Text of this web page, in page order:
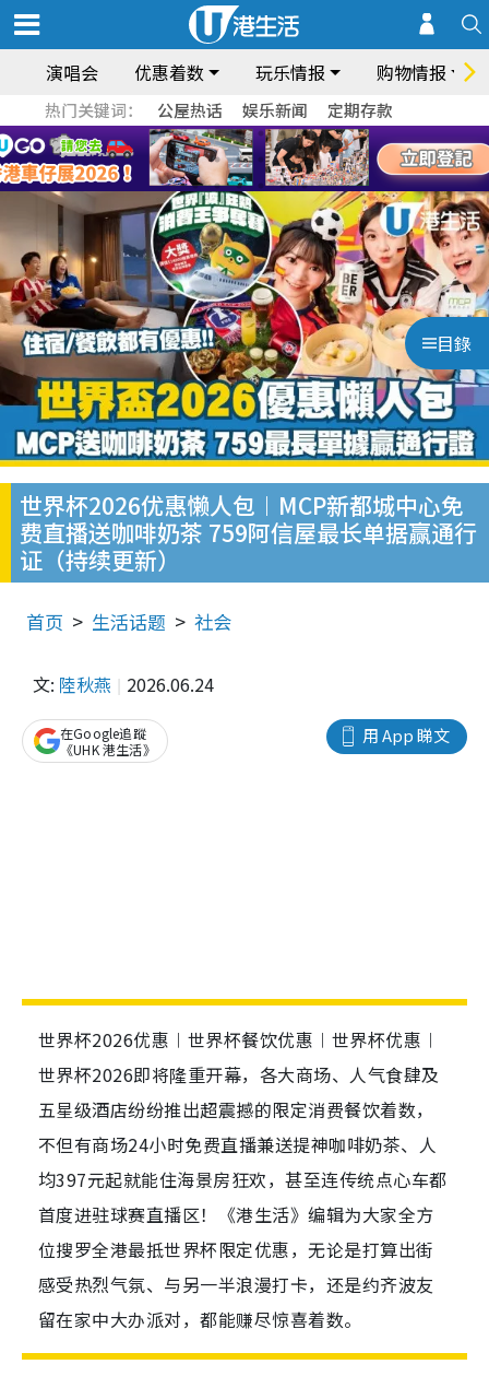
演唱会 优惠着数 玩乐情报 购物情报
热门关键词： 公屋热话 娱乐新闻 定期存款
目錄
世界杯2026优惠懒人包︱MCP新都城中心免
费直播送咖啡奶茶 759阿信屋最长单据赢通行
证（持续更新）
首页 生活话题 社会
文: 陸秋燕 2026.06.24
用 App 睇文
在Google追蹤
《UHK 港生活》
世界杯2026优惠︱世界杯餐饮优惠︱世界杯优惠︱
世界杯2026即将隆重开幕，各大商场、人气食肆及
五星级酒店纷纷推出超震撼的限定消费餐饮着数，
不但有商场24小时免费直播兼送提神咖啡奶茶、人
均397元起就能住海景房狂欢，甚至连传统点心车都
首度进驻球赛直播区！《港生活》编辑为大家全方
位搜罗全港最抵世界杯限定优惠，无论是打算出街
感受热烈气氛、与另一半浪漫打卡，还是约齐波友
留在家中大办派对，都能赚尽惊喜着数。